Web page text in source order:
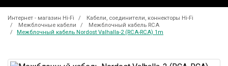
Интернет - магазин Hi-Fi
Кабели, соединители, коннекторы Hi-Fi
Межблочные кабели
Межблочный кабель RCA
Межблочный кабель Nordost Valhalla-2 (RCA-RCA) 1m